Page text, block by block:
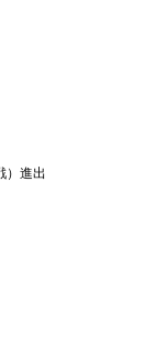
）進出